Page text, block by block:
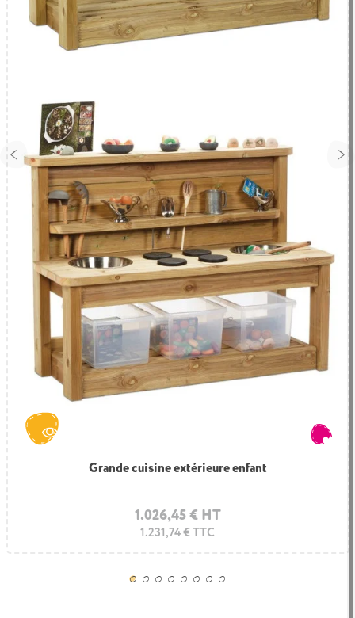
Grande cuisine extérieure enfant
1.026,45 € HT
1.231,74 € TTC
Ilot cuisine en bois
824,50 € HT
989,40 € TTC